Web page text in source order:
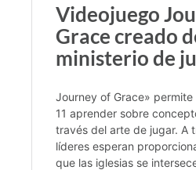
Videojuego
Grace creado
ministerio de
Journey of Grace» permite
11 aprender sobre
través del arte de jugar. A
líderes esperan
que las iglesias se